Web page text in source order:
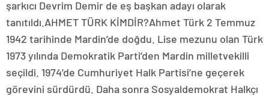
şarkıcı Devrim Demir de eş başkan adayı olarak
tanıtıldı.AHMET TÜRK KİMDİR?Ahmet Türk 2 Temmuz
1942 tarihinde Mardin’de doğdu. Lise mezunu olan Türk
1973 yılında Demokratik Parti’den Mardin milletvekilli
seçildi. 1974’de Cumhuriyet Halk Partisi’ne geçerek
görevini sürdürdü. Daha sonra Sosyaldemokrat Halkçı